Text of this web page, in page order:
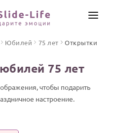
Юбилей 75 лет Открытки
75 лет
чтобы подарить
настроение.